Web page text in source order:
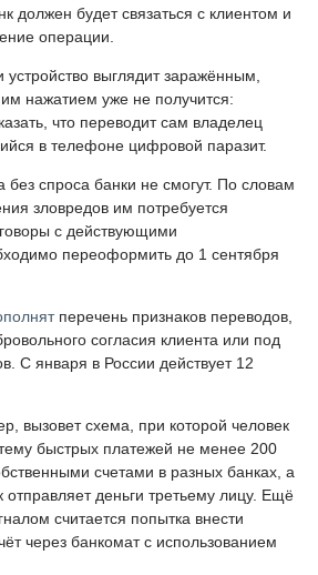
должен будет связаться с клиентом и
операции.
выглядит заражённым,
нажатием уже не получится:
что переводит сам владелец
в телефоне цифровой паразит.
без спроса банки не смогут. По словам
зловредов им потребуется
с действующими
переоформить до 1 сентября
перечень признаков переводов,
согласия клиента или под
С января в России действует 12
вызовет схема, при которой человек
быстрых платежей не менее 200
счетами в разных банках, а
отправляет деньги третьему лицу. Ещё
считается попытка внести
через банкомат с использованием